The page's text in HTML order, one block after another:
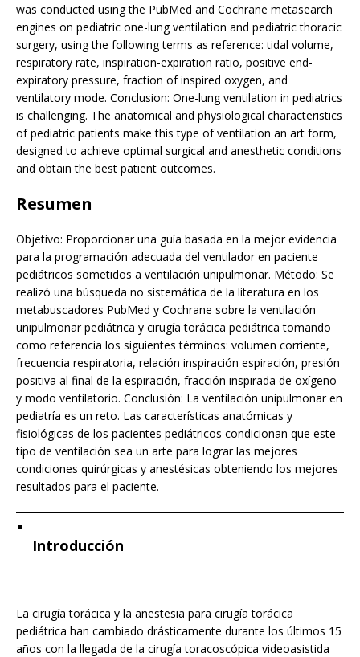
was conducted using the PubMed and Cochrane metasearch
engines on pediatric one-lung ventilation and pediatric thoracic
surgery, using the following terms as reference: tidal volume,
respiratory rate, inspiration-expiration ratio, positive end-
expiratory pressure, fraction of inspired oxygen, and
ventilatory mode. Conclusion: One-lung ventilation in pediatrics
is challenging. The anatomical and physiological characteristics
of pediatric patients make this type of ventilation an art form,
designed to achieve optimal surgical and anesthetic conditions
and obtain the best patient outcomes.
Resumen
Objetivo: Proporcionar una guía basada en la mejor evidencia
para la programación adecuada del ventilador en paciente
pediátricos sometidos a ventilación unipulmonar. Método: Se
realizó una búsqueda no sistemática de la literatura en los
metabuscadores PubMed y Cochrane sobre la ventilación
unipulmonar pediátrica y cirugía torácica pediátrica tomando
como referencia los siguientes términos: volumen corriente,
frecuencia respiratoria, relación inspiración espiración, presión
positiva al final de la espiración, fracción inspirada de oxígeno
y modo ventilatorio. Conclusión: La ventilación unipulmonar en
pediatría es un reto. Las características anatómicas y
fisiológicas de los pacientes pediátricos condicionan que este
tipo de ventilación sea un arte para lograr las mejores
condiciones quirúrgicas y anestésicas obteniendo los mejores
resultados para el paciente.
Introducción
La cirugía torácica y la anestesia para cirugía torácica
pediátrica han cambiado drásticamente durante los últimos 15
años con la llegada de la cirugía toracoscópica videoasistida